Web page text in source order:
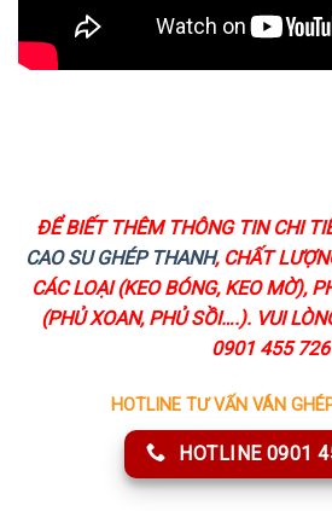
ĐỂ BIẾT THÊM THÔNG TIN CHI
CAO SU GHÉP THANH, CHẤT
CÁC LOẠI (KEO BÓNG, KEO MỜ),
(PHỦ XOAN, PHỦ SỒI….). VUI
0901 455 726
HOTLINE TƯ VẤN VÁN
HOTLINE 0901